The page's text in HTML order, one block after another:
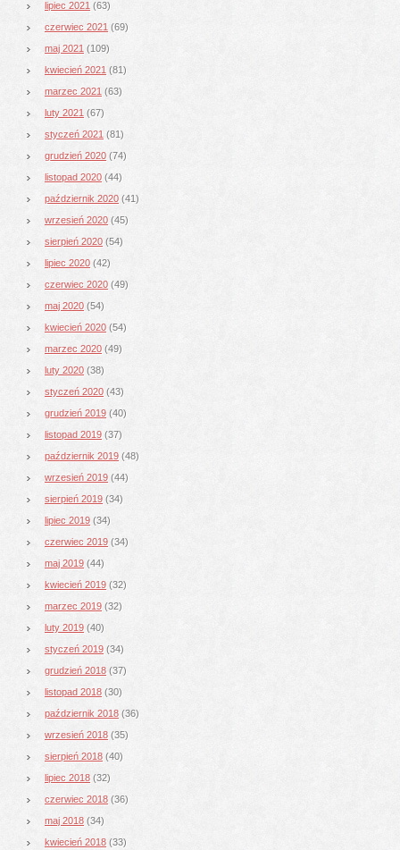
lipiec 2021 (63)
czerwiec 2021 (69)
maj 2021 (109)
kwiecień 2021 (81)
marzec 2021 (63)
luty 2021 (67)
styczeń 2021 (81)
grudzień 2020 (74)
listopad 2020 (44)
październik 2020 (41)
wrzesień 2020 (45)
sierpień 2020 (54)
lipiec 2020 (42)
czerwiec 2020 (49)
maj 2020 (54)
kwiecień 2020 (54)
marzec 2020 (49)
luty 2020 (38)
styczeń 2020 (43)
grudzień 2019 (40)
listopad 2019 (37)
październik 2019 (48)
wrzesień 2019 (44)
sierpień 2019 (34)
lipiec 2019 (34)
czerwiec 2019 (34)
maj 2019 (44)
kwiecień 2019 (32)
marzec 2019 (32)
luty 2019 (40)
styczeń 2019 (34)
grudzień 2018 (37)
listopad 2018 (30)
październik 2018 (36)
wrzesień 2018 (35)
sierpień 2018 (40)
lipiec 2018 (32)
czerwiec 2018 (36)
maj 2018 (34)
kwiecień 2018 (33)